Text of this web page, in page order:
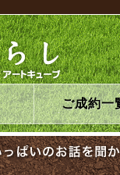
ご成約一